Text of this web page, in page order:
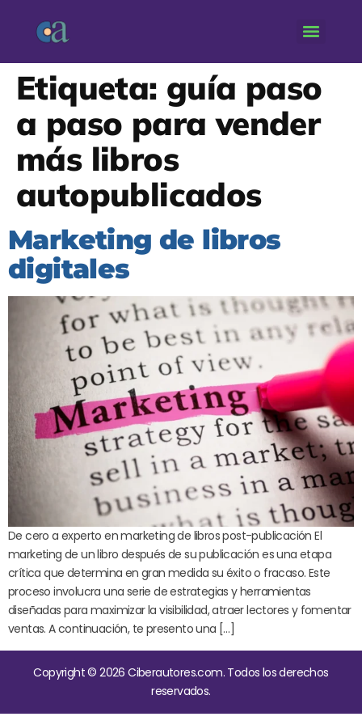
Etiqueta: guía paso
a paso para vender
más libros
autopublicados
Marketing de libros
digitales
De cero a experto en marketing de libros post-publicación El
marketing de un libro después de su publicación es una etapa
crítica que determina en gran medida su éxito o fracaso. Este
proceso involucra una serie de estrategias y herramientas
diseñadas para maximizar la visibilidad, atraer lectores y fomentar
ventas. A continuación, te presento una […]
Copyright © 2026 Ciberautores.com. Todos los derechos
reservados.